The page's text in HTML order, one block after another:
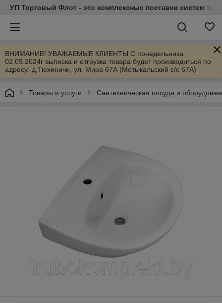
УП Торговый Флот - это комплексные поставки систем
ВНИМАНИЕ! УВАЖАЕМЫЕ КЛИЕНТЫ С понедельника
02.09.2024г выписка и отгрузка товара будет производиться по
адресу: д.Тюхиничи, ул. Мира 67А (Мотыкальский с/с 67А)
Товары и услуги Сантехническая посуда и